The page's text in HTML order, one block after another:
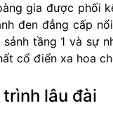
gia được phối
đen đẳng cấp
tầng 1 và sự
cổ điển xa hoa
lâu đài